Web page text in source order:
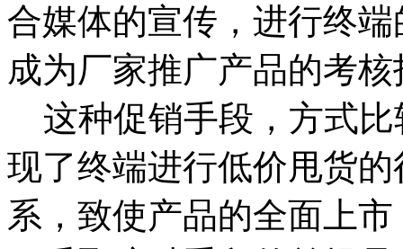
合媒体的宣传，进行终
成为厂家推广产品的考
这种促销手段，方式比
现了终端进行低价甩货
系，致使产品的全面上